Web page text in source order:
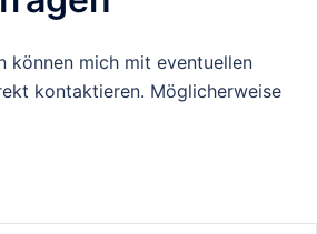
können mich mit eventuellen
kontaktieren. Möglicherweise